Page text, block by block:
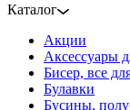
Каталог
Акции
Аксессуары
Бисер, все
Булавки
Бусины,